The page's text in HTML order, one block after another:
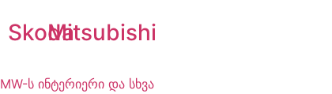
SkodaMitsubishi
ს ინტერიერი და სხვა